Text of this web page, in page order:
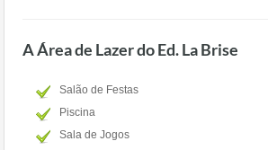
A Área de Lazer do Ed. La Brise
Salão de Festas
Piscina
Sala de Jogos